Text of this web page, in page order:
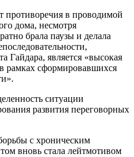
противоречия в проводимой
дома, несмотря
брала паузы и делала
Гайдара, является «высокая
рамках сформировавшихся
ситуации
развития переговорных
с хроническим
вновь стала лейтмотивом